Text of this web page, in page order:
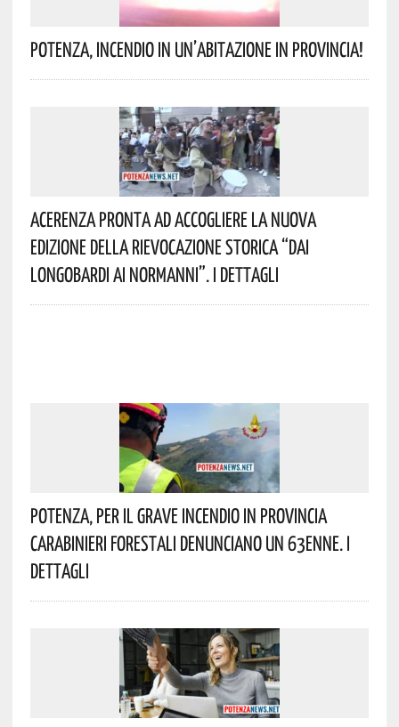
Potenza, Incendio In Un’abitazione In Provincia!
Acerenza Pronta Ad Accogliere La Nuova
Edizione Della Rievocazione Storica “Dai
Longobardi Ai Normanni”. I Dettagli
Potenza, Per Il Grave Incendio In Provincia
Carabinieri Forestali Denunciano Un 63enne. I
Dettagli